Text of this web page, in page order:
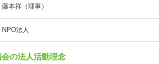
藤本祥（理事）
NPO法人
の法人活動理念